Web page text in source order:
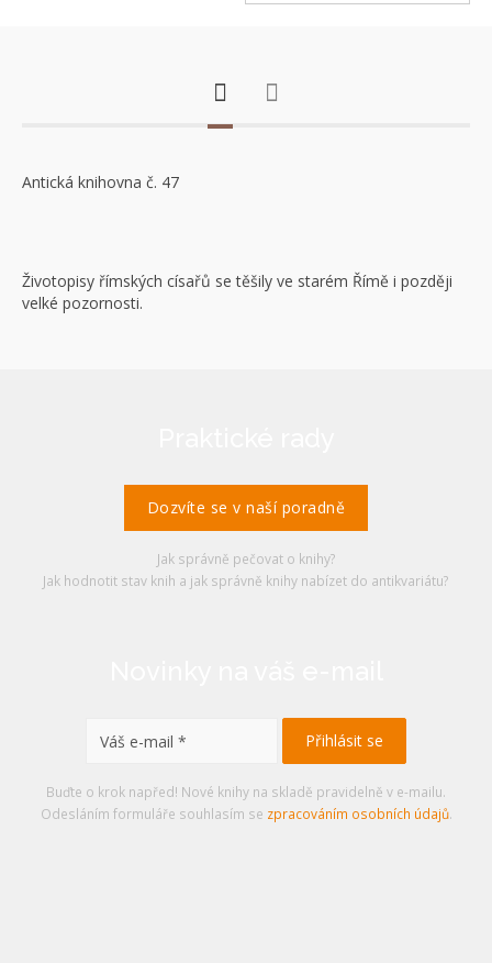
Antická knihovna č. 47
Životopisy římských císařů se těšily ve starém Římě i později
velké pozornosti.
Dozvíte se v naší poradně
Jak správně pečovat o knihy?
Jak hodnotit stav knih a jak správně knihy nabízet do antikvariátu?
Buďte o krok napřed! Nové knihy na skladě pravidelně v e-mailu.
Odesláním formuláře souhlasím se zpracováním osobních údajů.